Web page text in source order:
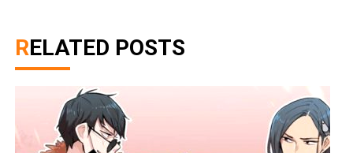
RELATED POSTS